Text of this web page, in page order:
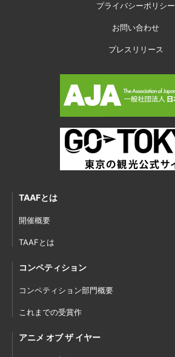
プライバシーポリシー
お問い合わせ
プレスリリース
TAAFとは
開催概要
TAAFとは
コンペティション
コンペティション部門概要
これまでの受賞作
アニメ オブ ザ イヤー